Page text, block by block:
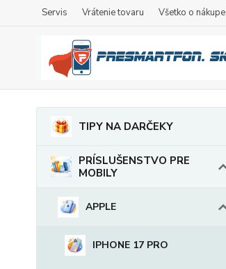
Servis Vrátenie tovaru Všetko o nákupe
TIPY NA DARČEKY
PRÍSLUŠENSTVO PRE
MOBILY
APPLE
IPHONE 17 PRO